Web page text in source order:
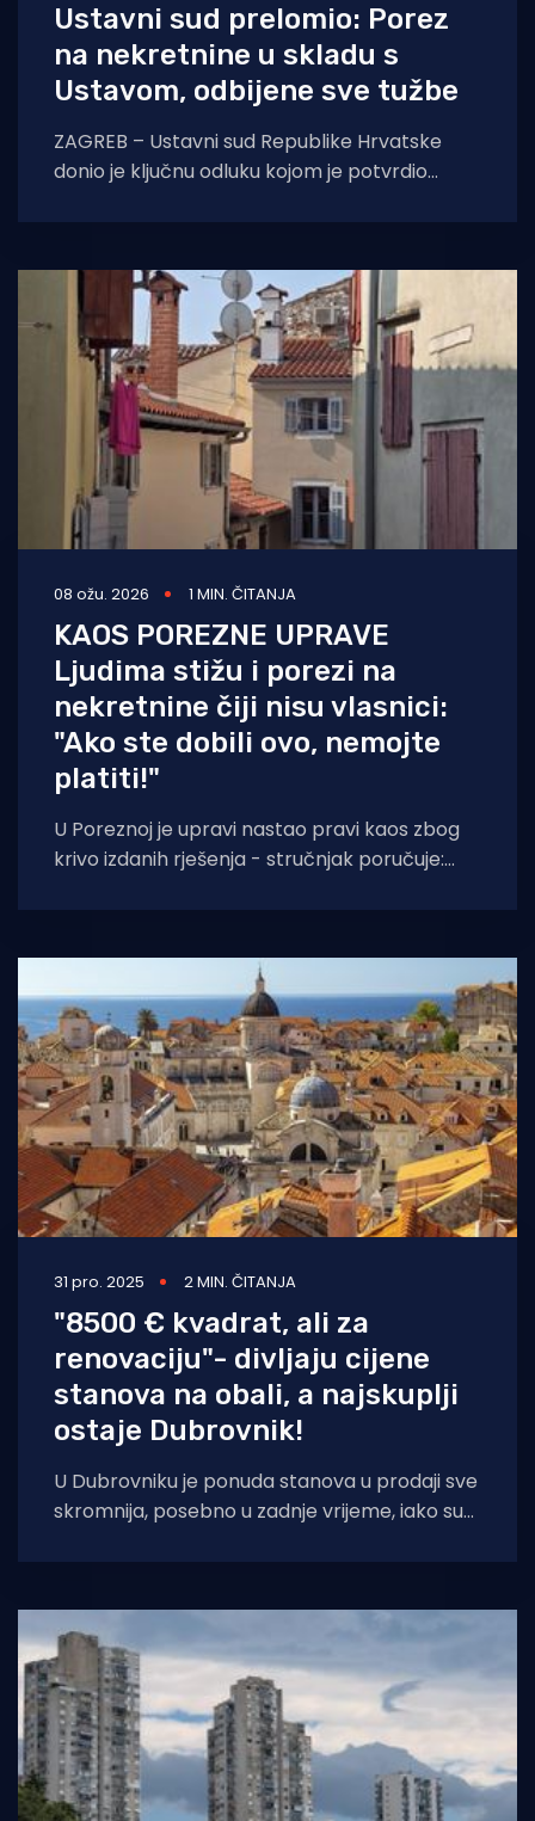
Ustavni sud prelomio: Porez
na nekretnine u skladu s
Ustavom, odbijene sve tužbe
ZAGREB – Ustavni sud Republike Hrvatske
donio je ključnu odluku kojom je potvrdio
je Vladi
08 ožu. 2026 1 MIN. ČITANJA
KAOS POREZNE UPRAVE
Ljudima stižu i porezi na
nekretnine čiji nisu vlasnici:
"Ako ste dobili ovo, nemojte
platiti!"
U Poreznoj je upravi nastao pravi kaos zbog
krivo izdanih rješenja - stručnjak poručuje:
31 pro. 2025 2 MIN. ČITANJA
"8500 € kvadrat, ali za
renovaciju"- divljaju cijene
stanova na obali, a najskuplji
ostaje Dubrovnik!
U Dubrovniku je ponuda stanova u prodaji sve
skromnija, posebno u zadnje vrijeme, iako su